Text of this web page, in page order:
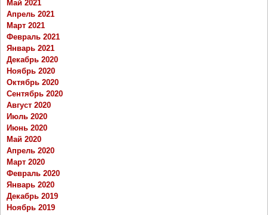
Май 2021
Апрель 2021
Март 2021
Февраль 2021
Январь 2021
Декабрь 2020
Ноябрь 2020
Октябрь 2020
Сентябрь 2020
Август 2020
Июль 2020
Июнь 2020
Май 2020
Апрель 2020
Март 2020
Февраль 2020
Январь 2020
Декабрь 2019
Ноябрь 2019